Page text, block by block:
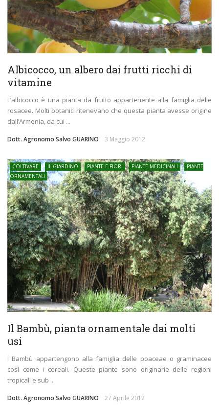
Albicocco, un albero dai frutti ricchi di
vitamine
L’albicocco è una pianta da frutto appartenente alla famiglia delle
rosacee. Molti botanici ritenevano che questa pianta avesse origine
dall’Armenia, da cui ...
Dott. Agronomo Salvo GUARINO 3 Maggio 2012
COLTIVARE IL GIARDINO PIANTE E FIORI PIANTE MEDICINALI
PIANTE
ORNAMENTALI
Il Bambù, pianta ornamentale dai molti
usi
I Bambù appartengono alla famiglia delle poaceae o graminacee
così come i cereali. Queste piante sono originarie delle regioni
tropicali e sub ...
Dott. Agronomo Salvo GUARINO 27 Aprile 2012